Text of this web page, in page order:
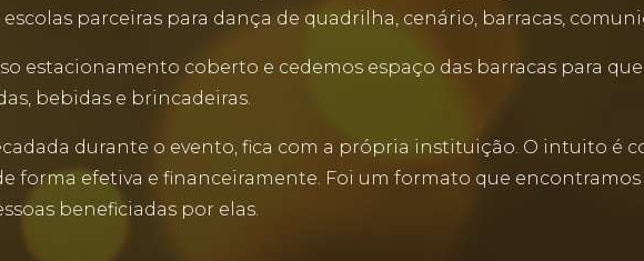
parceiras para dança de quadrilha, cenário, barracas,
estacionamento coberto e cedemos espaço das barracas para
bebidas e brincadeiras.
durante o evento, fica com a própria instituição. O intuito é
forma efetiva e financeiramente. Foi um formato que encontramos
beneficiadas por elas.